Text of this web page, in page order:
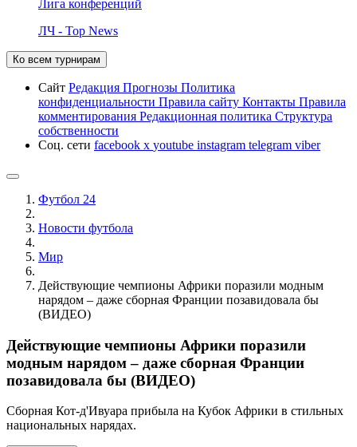
Лига конференций
ЛЧ - Top News
Ко всем турнирам
Сайт Редакция Прогнозы Политика
конфиденциальности Правила сайту Контакты Правила
комментирования Редакционная политика Структура
собственности
Соц. сети facebook x youtube instagram telegram viber
Футбол 24
Новости футбола
Мир
Действующие чемпионы Африки поразили модным
нарядом – даже сборная Франции позавидовала бы
(ВИДЕО)
Действующие чемпионы Африки поразили
модным нарядом – даже сборная Франции
позавидовала бы (ВИДЕО)
Сборная Кот-д'Ивуара прибыла на Кубок Африки в стильных
национальных нарядах.